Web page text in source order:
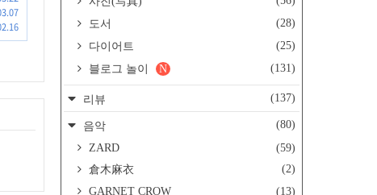
도서
(28)
다이어트
(25)
블로그 놀이
(131)
N
리뷰 (137)
음악
(80)
ZARD
(59)
倉木麻衣
(2)
GARNET CROW
(13)